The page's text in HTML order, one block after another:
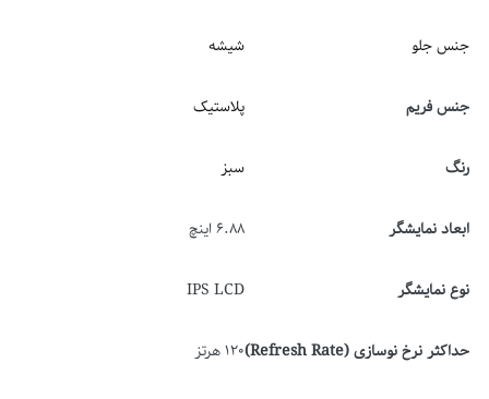
جنس جلو شیشه
جنس فریم پلاستیک
رنگ سبز
ابعاد نمایشگر 6.88 اینچ
نوع نمایشگر IPS LCD
حداکثر نرخ نوسازی (Refresh Rate) 120 هرتز